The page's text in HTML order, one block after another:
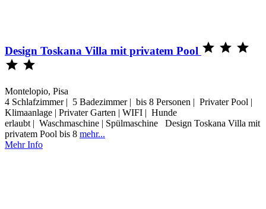
Design Toskana Villa mit privatem Pool   
 
Montelopio, Pisa
4 Schlafzimmer | 5 Badezimmer | bis 8 Personen | Privater Pool |
Klimaanlage | Privater Garten | WIFI | Hunde
erlaubt | Waschmaschine | Spülmaschine Design Toskana Villa mit
privatem Pool bis 8 mehr...
Mehr Info